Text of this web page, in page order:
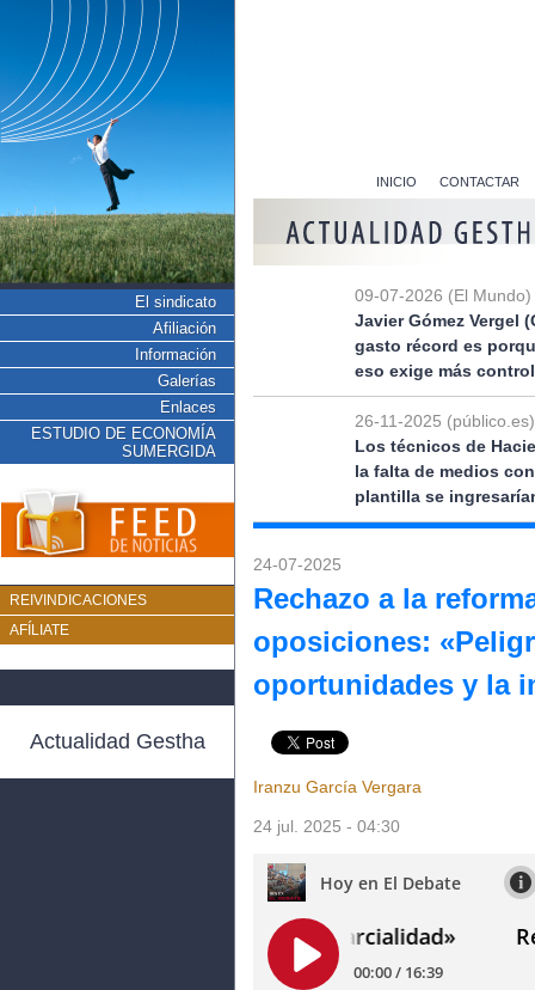
El sindicato
Afiliación
Información
Galerías
Enlaces
ESTUDIO DE ECONOMÍA
SUMERGIDA
REIVINDICACIONES
AFÍLIATE
Actualidad Gestha
INICIO CONTACTAR
09-07-2026 (El Mundo)
Javier Gómez Vergel
gasto récord es
eso exige más
26-11-2025 (público.es)
Los técnicos de
la falta de medios
plantilla se
24-07-2025
Rechazo a la
oposiciones:
oportunidades y la
Iranzu García Vergara
24 jul. 2025 - 04:30